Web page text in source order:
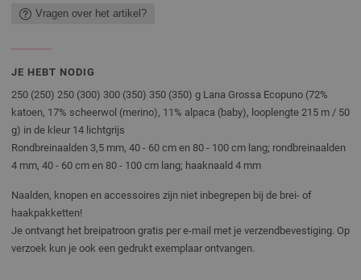
Vragen over het artikel?
JE HEBT NODIG
250 (250) 250 (300) 300 (350) 350 (350) g Lana Grossa Ecopuno (72%
katoen, 17% scheerwol (merino), 11% alpaca (baby), looplengte 215 m / 50
g) in de kleur 14 lichtgrijs
Rondbreinaalden 3,5 mm, 40 - 60 cm en 80 - 100 cm lang; rondbreinaalden
4 mm, 40 - 60 cm en 80 - 100 cm lang; haaknaald 4 mm
Naalden, knopen en accessoires zijn niet inbegrepen bij de brei- of
haakpakketten!
Je ontvangt het breipatroon gratis per e-mail met je verzendbevestiging. Op
verzoek kun je ook een gedrukt exemplaar ontvangen.